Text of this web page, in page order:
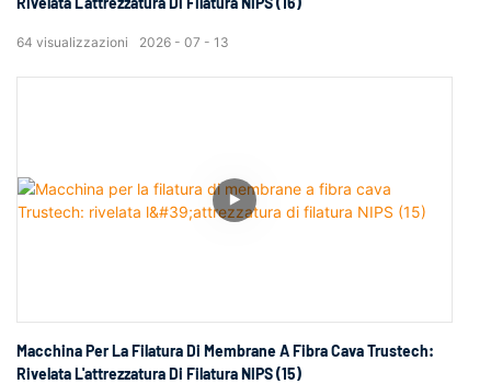
2026 07 13
64 visualizzazioni
Macchina Per La Filatura Di Membrane A Fibra Cava Trustech:
Rivelata L'attrezzatura Di Filatura NIPS (15)